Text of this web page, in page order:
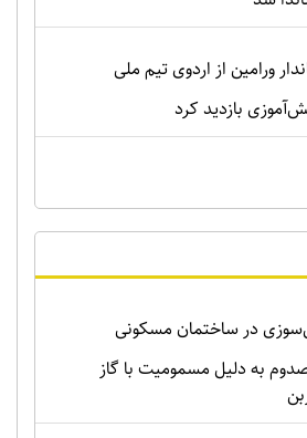
ورامین از اردوی تیم ملی
بازدید کرد
در ساختمان مسکونی
7 مصدوم به دلیل مسمومیت با گاز